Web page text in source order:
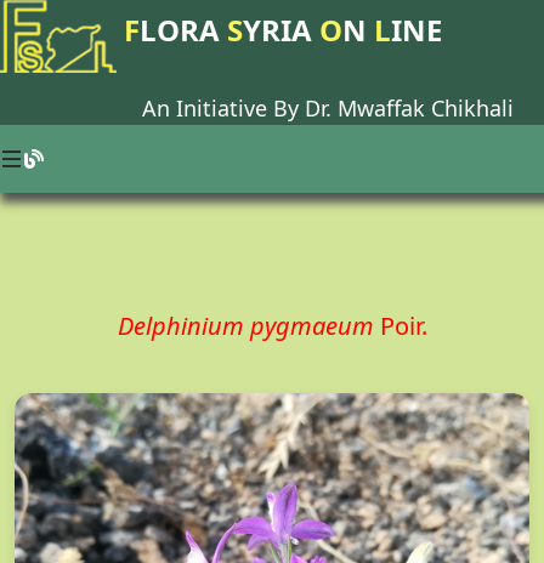
FLORA SYRIA ON LINE
An Initiative By Dr. Mwaffak Chikhali
Delphinium pygmaeum Poir.